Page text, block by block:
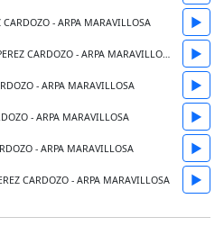
- ARPA MARAVILLOSA ▶
CARDOZO - ARPA MARAVILLOSA ▶
- ARPA MARAVILLOSA ▶
- ARPA MARAVILLOSA ▶
- ARPA MARAVILLOSA ▶
CARDOZO - ARPA MARAVILLOSA ▶